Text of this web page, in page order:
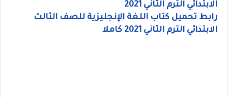
الابتدائي الترم الثاني 2021
رابط تحميل كتاب اللغة الإنجليزية للصف الثالث
الابتدائي الترم الثاني 2021 كاملا